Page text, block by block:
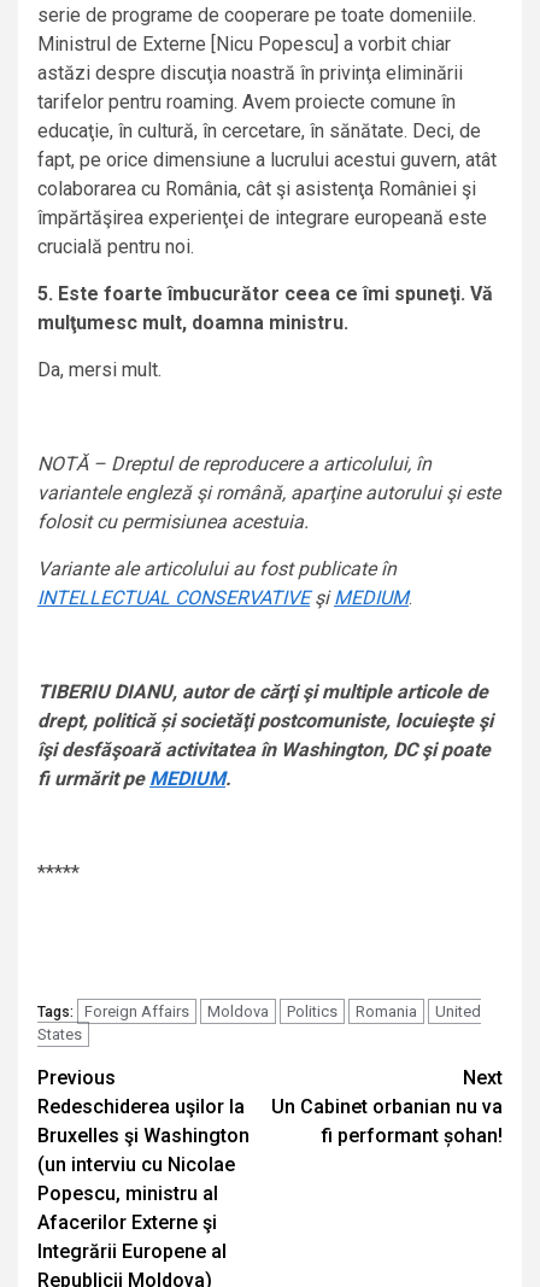
serie de programe de cooperare pe toate domeniile.
Ministrul de Externe [Nicu Popescu] a vorbit chiar
astăzi despre discuţia noastră în privinţa eliminării
tarifelor pentru roaming. Avem proiecte comune în
educaţie, în cultură, în cercetare, în sănătate. Deci, de
fapt, pe orice dimensiune a lucrului acestui guvern, atât
colaborarea cu România, cât şi asistenţa României şi
împărtăşirea experienţei de integrare europeană este
crucială pentru noi.
5. Este foarte îmbucurător ceea ce îmi spuneţi. Vă
mulţumesc mult, doamna ministru.
Da, mersi mult.
NOTĂ – Dreptul de reproducere a articolului, în
variantele engleză şi română, aparţine autorului şi este
folosit cu permisiunea acestuia.
Variante ale articolului au fost publicate în
INTELLECTUAL CONSERVATIVE şiMEDIUM.
TIBERIU DIANU, autor de cărţi şi multiple articole de
drept, politică și societăţi postcomuniste, locuieşte şi
îşi desfăşoară activitatea în Washington, DC şi poate
fi urmărit pe MEDIUM.
*****
Tags: Foreign Affairs Moldova Politics Romania
United
States
Continue
Reading
Previous
Redeschiderea uşilor la
Bruxelles şi Washington
(un interviu cu Nicolae
Popescu, ministru al
Afacerilor Externe şi
Integrării Europene al
Republicii Moldova)
Next
Un Cabinet orbanian nu va
fi performant șohan!